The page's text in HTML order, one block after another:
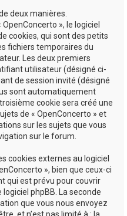
deux manières.
», le logiciel
cookies, qui sont des petits
fichiers temporaires du
Les deux premiers
utilisateur (désigné ci-
de session invité (désigné
sont automatiquement
cookie sera créé une
de « OpenConcerto » et
sur les sujets que vous
sur le forum.
cookies externes au logiciel
», bien que ceux-ci
qui est prévu pour couvrir
phpBB. La seconde
que vous nous envoyez